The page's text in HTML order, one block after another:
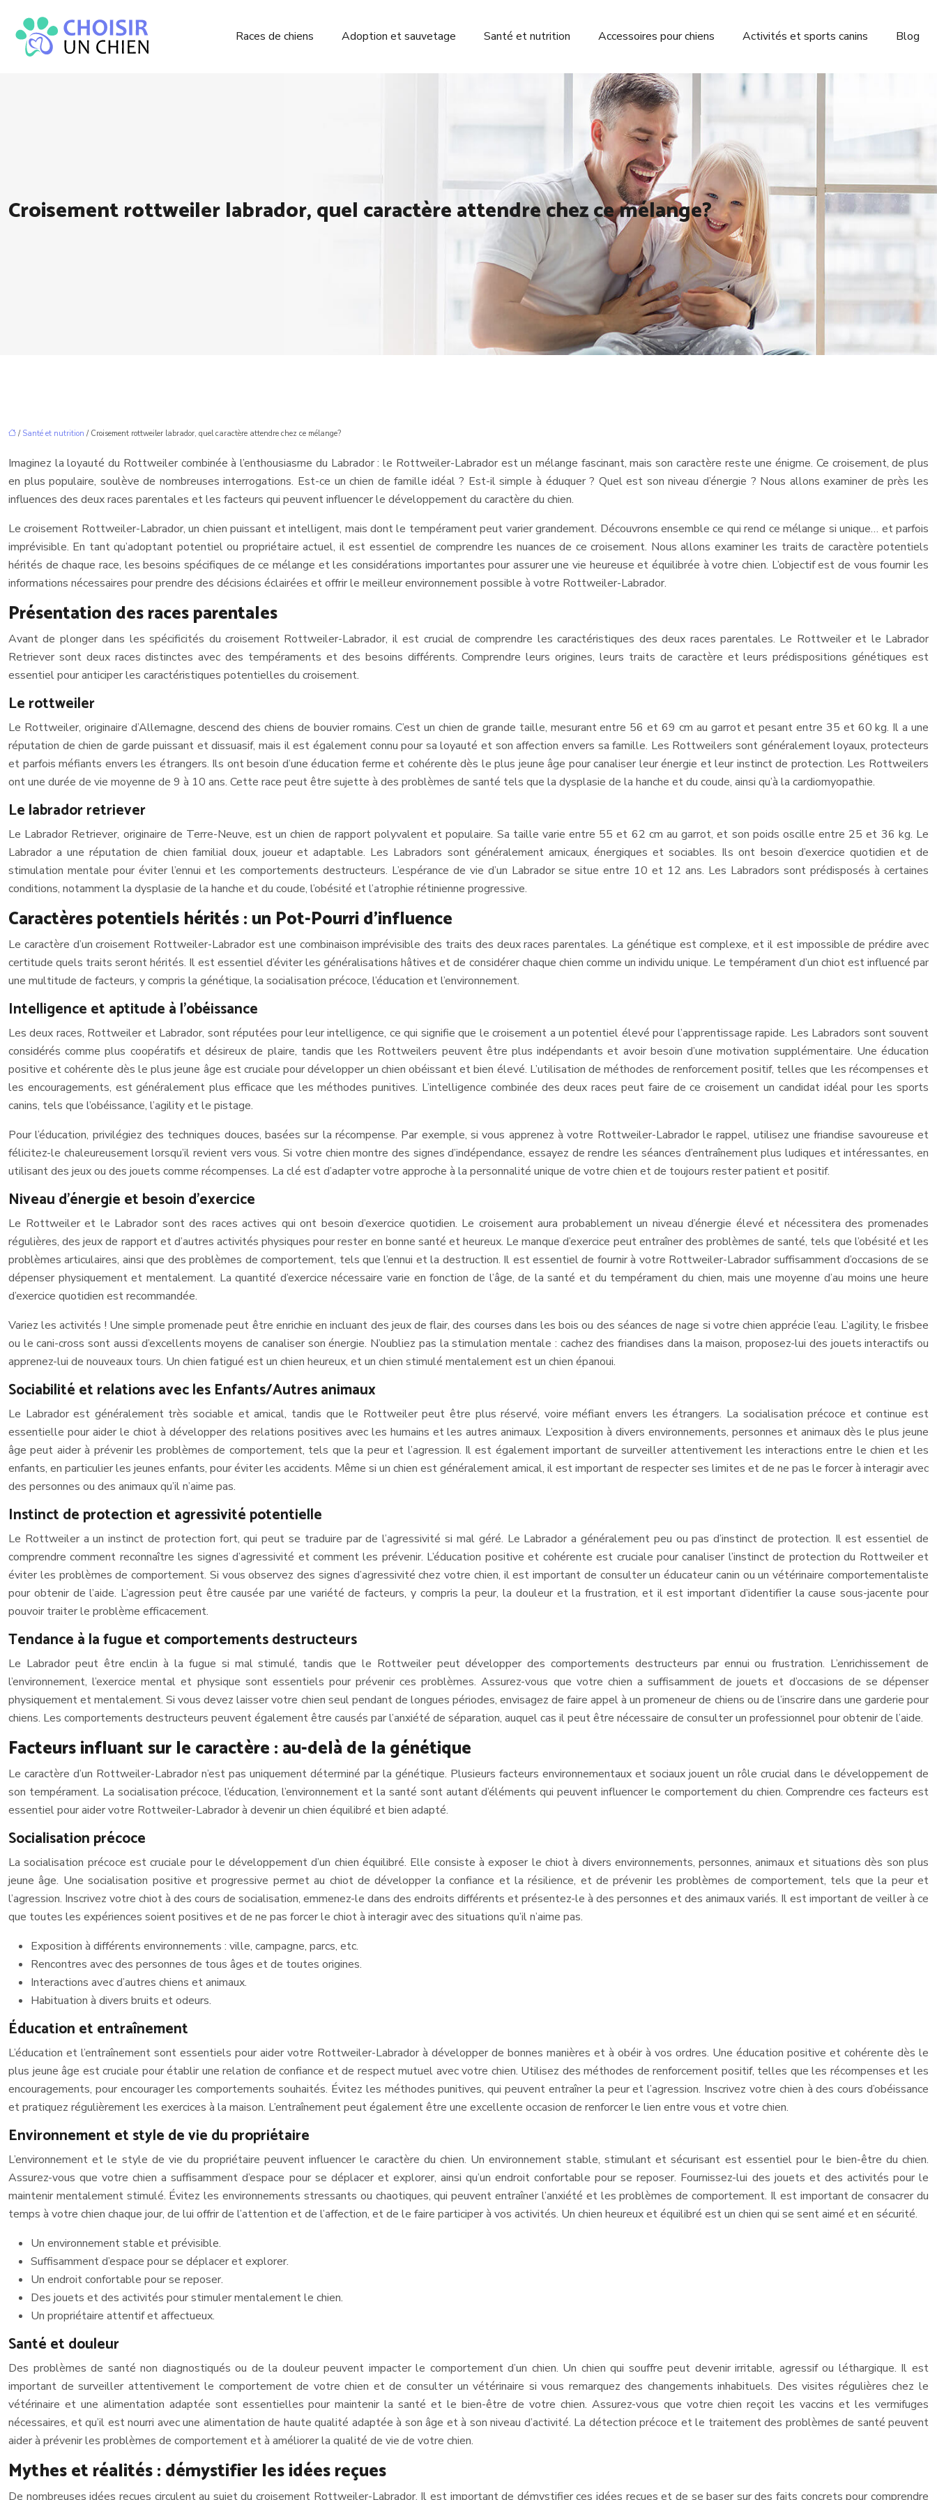
Races de chiens Adoption et sauvetage Santé et nutrition Accessoires pour chiens Activités et sports canins Blog
Croisement rottweiler labrador, quel caractère attendre chez ce mélange?
/ Santé et nutrition / Croisement rottweiler labrador, quel caractère attendre chez ce mélange?
Imaginez la loyauté du Rottweiler combinée à l’enthousiasme du Labrador : le Rottweiler-Labrador est un mélange fascinant, mais son caractère reste une énigme. Ce croisement, de plus
en plus populaire, soulève de nombreuses interrogations. Est-ce un chien de famille idéal ? Est-il simple à éduquer ? Quel est son niveau d’énergie ? Nous allons examiner de près les
influences des deux races parentales et les facteurs qui peuvent influencer le développement du caractère du chien.
Le croisement Rottweiler-Labrador, un chien puissant et intelligent, mais dont le tempérament peut varier grandement. Découvrons ensemble ce qui rend ce mélange si unique… et parfois
imprévisible. En tant qu’adoptant potentiel ou propriétaire actuel, il est essentiel de comprendre les nuances de ce croisement. Nous allons examiner les traits de caractère potentiels
hérités de chaque race, les besoins spécifiques de ce mélange et les considérations importantes pour assurer une vie heureuse et équilibrée à votre chien. L’objectif est de vous fournir les
informations nécessaires pour prendre des décisions éclairées et offrir le meilleur environnement possible à votre Rottweiler-Labrador.
Présentation des races parentales
Avant de plonger dans les spécificités du croisement Rottweiler-Labrador, il est crucial de comprendre les caractéristiques des deux races parentales. Le Rottweiler et le Labrador
Retriever sont deux races distinctes avec des tempéraments et des besoins différents. Comprendre leurs origines, leurs traits de caractère et leurs prédispositions génétiques est
essentiel pour anticiper les caractéristiques potentielles du croisement.
Le rottweiler
Le Rottweiler, originaire d’Allemagne, descend des chiens de bouvier romains. C’est un chien de grande taille, mesurant entre 56 et 69 cm au garrot et pesant entre 35 et 60 kg. Il a une
réputation de chien de garde puissant et dissuasif, mais il est également connu pour sa loyauté et son affection envers sa famille. Les Rottweilers sont généralement loyaux, protecteurs
et parfois méfiants envers les étrangers. Ils ont besoin d’une éducation ferme et cohérente dès le plus jeune âge pour canaliser leur énergie et leur instinct de protection. Les Rottweilers
ont une durée de vie moyenne de 9 à 10 ans. Cette race peut être sujette à des problèmes de santé tels que la dysplasie de la hanche et du coude, ainsi qu’à la cardiomyopathie.
Le labrador retriever
Le Labrador Retriever, originaire de Terre-Neuve, est un chien de rapport polyvalent et populaire. Sa taille varie entre 55 et 62 cm au garrot, et son poids oscille entre 25 et 36 kg. Le
Labrador a une réputation de chien familial doux, joueur et adaptable. Les Labradors sont généralement amicaux, énergiques et sociables. Ils ont besoin d’exercice quotidien et de
stimulation mentale pour éviter l’ennui et les comportements destructeurs. L’espérance de vie d’un Labrador se situe entre 10 et 12 ans. Les Labradors sont prédisposés à certaines
conditions, notamment la dysplasie de la hanche et du coude, l’obésité et l’atrophie rétinienne progressive.
Caractères potentiels hérités : un Pot-Pourri d’influence
Le caractère d’un croisement Rottweiler-Labrador est une combinaison imprévisible des traits des deux races parentales. La génétique est complexe, et il est impossible de prédire avec
certitude quels traits seront hérités. Il est essentiel d’éviter les généralisations hâtives et de considérer chaque chien comme un individu unique. Le tempérament d’un chiot est influencé par
une multitude de facteurs, y compris la génétique, la socialisation précoce, l’éducation et l’environnement.
Intelligence et aptitude à l’obéissance
Les deux races, Rottweiler et Labrador, sont réputées pour leur intelligence, ce qui signifie que le croisement a un potentiel élevé pour l’apprentissage rapide. Les Labradors sont souvent
considérés comme plus coopératifs et désireux de plaire, tandis que les Rottweilers peuvent être plus indépendants et avoir besoin d’une motivation supplémentaire. Une éducation
positive et cohérente dès le plus jeune âge est cruciale pour développer un chien obéissant et bien élevé. L’utilisation de méthodes de renforcement positif, telles que les récompenses et
les encouragements, est généralement plus efficace que les méthodes punitives. L’intelligence combinée des deux races peut faire de ce croisement un candidat idéal pour les sports
canins, tels que l’obéissance, l’agility et le pistage.
Pour l’éducation, privilégiez des techniques douces, basées sur la récompense. Par exemple, si vous apprenez à votre Rottweiler-Labrador le rappel, utilisez une friandise savoureuse et
félicitez-le chaleureusement lorsqu’il revient vers vous. Si votre chien montre des signes d’indépendance, essayez de rendre les séances d’entraînement plus ludiques et intéressantes, en
utilisant des jeux ou des jouets comme récompenses. La clé est d’adapter votre approche à la personnalité unique de votre chien et de toujours rester patient et positif.
Niveau d’énergie et besoin d’exercice
Le Rottweiler et le Labrador sont des races actives qui ont besoin d’exercice quotidien. Le croisement aura probablement un niveau d’énergie élevé et nécessitera des promenades
régulières, des jeux de rapport et d’autres activités physiques pour rester en bonne santé et heureux. Le manque d’exercice peut entraîner des problèmes de santé, tels que l’obésité et les
problèmes articulaires, ainsi que des problèmes de comportement, tels que l’ennui et la destruction. Il est essentiel de fournir à votre Rottweiler-Labrador suffisamment d’occasions de se
dépenser physiquement et mentalement. La quantité d’exercice nécessaire varie en fonction de l’âge, de la santé et du tempérament du chien, mais une moyenne d’au moins une heure
d’exercice quotidien est recommandée.
Variez les activités ! Une simple promenade peut être enrichie en incluant des jeux de flair, des courses dans les bois ou des séances de nage si votre chien apprécie l’eau. L’agility, le frisbee
ou le cani-cross sont aussi d’excellents moyens de canaliser son énergie. N’oubliez pas la stimulation mentale : cachez des friandises dans la maison, proposez-lui des jouets interactifs ou
apprenez-lui de nouveaux tours. Un chien fatigué est un chien heureux, et un chien stimulé mentalement est un chien épanoui.
Sociabilité et relations avec les Enfants/Autres animaux
Le Labrador est généralement très sociable et amical, tandis que le Rottweiler peut être plus réservé, voire méfiant envers les étrangers. La socialisation précoce et continue est
essentielle pour aider le chiot à développer des relations positives avec les humains et les autres animaux. L’exposition à divers environnements, personnes et animaux dès le plus jeune
âge peut aider à prévenir les problèmes de comportement, tels que la peur et l’agression. Il est également important de surveiller attentivement les interactions entre le chien et les
enfants, en particulier les jeunes enfants, pour éviter les accidents. Même si un chien est généralement amical, il est important de respecter ses limites et de ne pas le forcer à interagir avec
des personnes ou des animaux qu’il n’aime pas.
Instinct de protection et agressivité potentielle
Le Rottweiler a un instinct de protection fort, qui peut se traduire par de l’agressivité si mal géré. Le Labrador a généralement peu ou pas d’instinct de protection. Il est essentiel de
comprendre comment reconnaître les signes d’agressivité et comment les prévenir. L’éducation positive et cohérente est cruciale pour canaliser l’instinct de protection du Rottweiler et
éviter les problèmes de comportement. Si vous observez des signes d’agressivité chez votre chien, il est important de consulter un éducateur canin ou un vétérinaire comportementaliste
pour obtenir de l’aide. L’agression peut être causée par une variété de facteurs, y compris la peur, la douleur et la frustration, et il est important d’identifier la cause sous-jacente pour
pouvoir traiter le problème efficacement.
Tendance à la fugue et comportements destructeurs
Le Labrador peut être enclin à la fugue si mal stimulé, tandis que le Rottweiler peut développer des comportements destructeurs par ennui ou frustration. L’enrichissement de
l’environnement, l’exercice mental et physique sont essentiels pour prévenir ces problèmes. Assurez-vous que votre chien a suffisamment de jouets et d’occasions de se dépenser
physiquement et mentalement. Si vous devez laisser votre chien seul pendant de longues périodes, envisagez de faire appel à un promeneur de chiens ou de l’inscrire dans une garderie pour
chiens. Les comportements destructeurs peuvent également être causés par l’anxiété de séparation, auquel cas il peut être nécessaire de consulter un professionnel pour obtenir de l’aide.
Facteurs influant sur le caractère : au-delà de la génétique
Le caractère d’un Rottweiler-Labrador n’est pas uniquement déterminé par la génétique. Plusieurs facteurs environnementaux et sociaux jouent un rôle crucial dans le développement de
son tempérament. La socialisation précoce, l’éducation, l’environnement et la santé sont autant d’éléments qui peuvent influencer le comportement du chien. Comprendre ces facteurs est
essentiel pour aider votre Rottweiler-Labrador à devenir un chien équilibré et bien adapté.
Socialisation précoce
La socialisation précoce est cruciale pour le développement d’un chien équilibré. Elle consiste à exposer le chiot à divers environnements, personnes, animaux et situations dès son plus
jeune âge. Une socialisation positive et progressive permet au chiot de développer la confiance et la résilience, et de prévenir les problèmes de comportement, tels que la peur et
l’agression. Inscrivez votre chiot à des cours de socialisation, emmenez-le dans des endroits différents et présentez-le à des personnes et des animaux variés. Il est important de veiller à ce
que toutes les expériences soient positives et de ne pas forcer le chiot à interagir avec des situations qu’il n’aime pas.
Exposition à différents environnements : ville, campagne, parcs, etc.
Rencontres avec des personnes de tous âges et de toutes origines.
Interactions avec d’autres chiens et animaux.
Habituation à divers bruits et odeurs.
Éducation et entraînement
L’éducation et l’entraînement sont essentiels pour aider votre Rottweiler-Labrador à développer de bonnes manières et à obéir à vos ordres. Une éducation positive et cohérente dès le
plus jeune âge est cruciale pour établir une relation de confiance et de respect mutuel avec votre chien. Utilisez des méthodes de renforcement positif, telles que les récompenses et les
encouragements, pour encourager les comportements souhaités. Évitez les méthodes punitives, qui peuvent entraîner la peur et l’agression. Inscrivez votre chien à des cours d’obéissance
et pratiquez régulièrement les exercices à la maison. L’entraînement peut également être une excellente occasion de renforcer le lien entre vous et votre chien.
Environnement et style de vie du propriétaire
L’environnement et le style de vie du propriétaire peuvent influencer le caractère du chien. Un environnement stable, stimulant et sécurisant est essentiel pour le bien-être du chien.
Assurez-vous que votre chien a suffisamment d’espace pour se déplacer et explorer, ainsi qu’un endroit confortable pour se reposer. Fournissez-lui des jouets et des activités pour le
maintenir mentalement stimulé. Évitez les environnements stressants ou chaotiques, qui peuvent entraîner l’anxiété et les problèmes de comportement. Il est important de consacrer du
temps à votre chien chaque jour, de lui offrir de l’attention et de l’affection, et de le faire participer à vos activités. Un chien heureux et équilibré est un chien qui se sent aimé et en sécurité.
Un environnement stable et prévisible.
Suffisamment d’espace pour se déplacer et explorer.
Un endroit confortable pour se reposer.
Des jouets et des activités pour stimuler mentalement le chien.
Un propriétaire attentif et affectueux.
Santé et douleur
Des problèmes de santé non diagnostiqués ou de la douleur peuvent impacter le comportement d’un chien. Un chien qui souffre peut devenir irritable, agressif ou léthargique. Il est
important de surveiller attentivement le comportement de votre chien et de consulter un vétérinaire si vous remarquez des changements inhabituels. Des visites régulières chez le
vétérinaire et une alimentation adaptée sont essentielles pour maintenir la santé et le bien-être de votre chien. Assurez-vous que votre chien reçoit les vaccins et les vermifuges
nécessaires, et qu’il est nourri avec une alimentation de haute qualité adaptée à son âge et à son niveau d’activité. La détection précoce et le traitement des problèmes de santé peuvent
aider à prévenir les problèmes de comportement et à améliorer la qualité de vie de votre chien.
Mythes et réalités : démystifier les idées reçues
De nombreuses idées reçues circulent au sujet du croisement Rottweiler-Labrador. Il est important de démystifier ces idées reçues et de se baser sur des faits concrets pour comprendre